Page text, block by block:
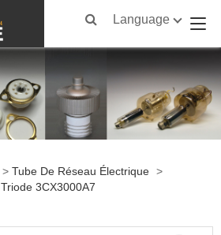
Language
> Tube De Réseau Électrique >
Triode 3CX3000A7